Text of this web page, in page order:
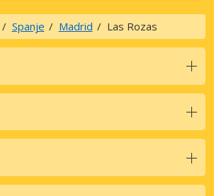
Spanje Madrid Las Rozas